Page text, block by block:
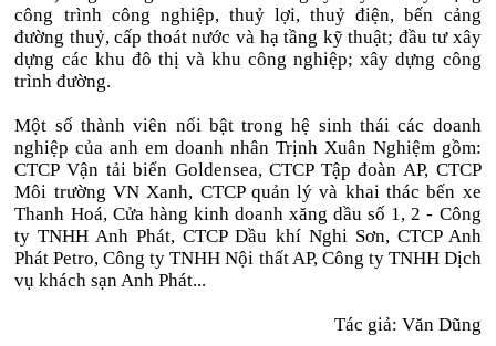
công trình công nghiệp, thuỷ lợi, thuỷ điện, bến cảng
đường thuỷ, cấp thoát nước và hạ tầng kỹ thuật; đầu tư xây
dựng các khu đô thị và khu công nghiệp; xây dựng công
trình đường.
Một số thành viên nổi bật trong hệ sinh thái các doanh
nghiệp của anh em doanh nhân Trịnh Xuân Nghiệm gồm:
CTCP Vận tải biển Goldensea, CTCP Tập đoàn AP, CTCP
Môi trường VN Xanh, CTCP quản lý và khai thác bến xe
Thanh Hoá, Cửa hàng kinh doanh xăng dầu số 1, 2 - Công
ty TNHH Anh Phát, CTCP Dầu khí Nghi Sơn, CTCP Anh
Phát Petro, Công ty TNHH Nội thất AP, Công ty TNHH Dịch
vụ khách sạn Anh Phát...
Tác giả: Văn Dũng